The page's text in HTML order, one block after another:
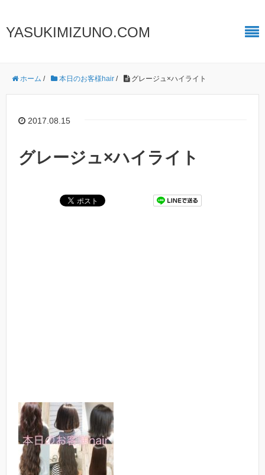
YASUKIMIZUNO.COM
ホーム / 本日のお客様hair / グレージュ×ハイライト
2017.08.15
グレージュ×ハイライト